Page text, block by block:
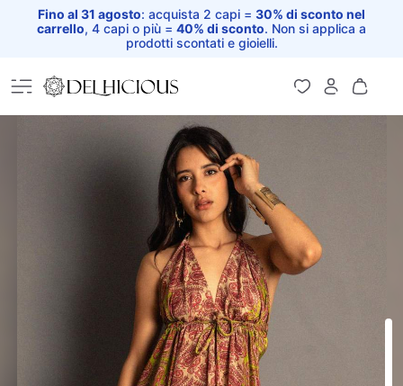
Fino al 31 agosto: acquista 2 capi = 30% di sconto nel
carrello, 4 capi o più = 40% di sconto. Non si applica a
prodotti scontati e gioielli.
Home